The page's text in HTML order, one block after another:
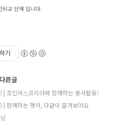
외교 단체 입니다.
기
른글
| 조인어스코리아와 함께하는 봉사활동!
| 함께하는 행사, 다같이 즐겨보아요